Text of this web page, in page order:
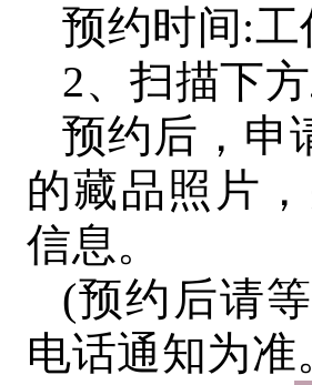
预约时间:工
2、扫描下
预约后，申
的藏品照片
信息。
(预约后请
电话通知为准